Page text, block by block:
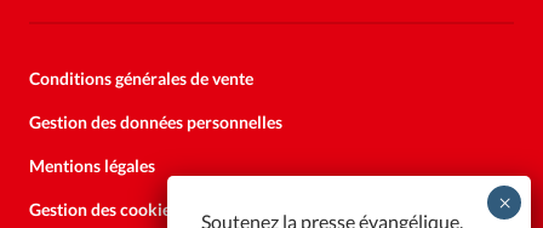
Conditions générales de vente
Gestion des données personnelles
Mentions légales
Gestion des cookies
Soutenez la presse évangélique.